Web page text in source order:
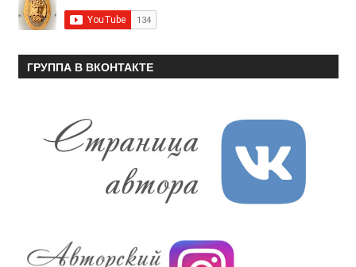
ГРУППА В ВКОНТАКТЕ